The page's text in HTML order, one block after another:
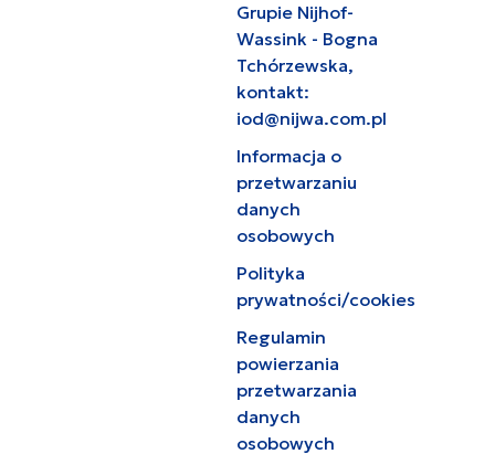
Grupie Nijhof-
Wassink - Bogna
Tchórzewska,
kontakt:
iod@nijwa.com.pl
Informacja o
przetwarzaniu
danych
osobowych
Polityka
prywatności/cookies
Regulamin
powierzania
przetwarzania
danych
osobowych